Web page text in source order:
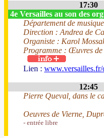
17:30
4e Versailles au son des
Département de
Direction : Andrea de
Organiste : Karol
Programme : Œuvres
Lien : www.versailles.fr/
12:45
Pierre Queval, dans le
Oeuvres de Vierne,
- entrée libre